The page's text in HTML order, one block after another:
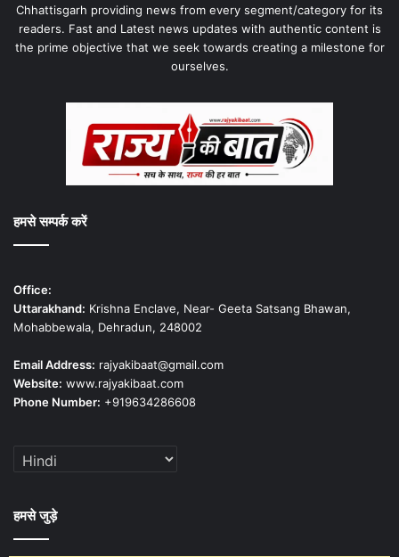
Chhattisgarh providing news from every segment/category for its
readers. Fast and Latest news updates with authentic content is
the prime objective that we seek towards creating a milestone for
ourselves.
हमसे सम्पर्क करें
Office:
Uttarakhand: Krishna Enclave, Near- Geeta Satsang Bhawan,
Mohabbewala, Dehradun, 248002
Email Address: rajyakibaat@gmail.com
Website: www.rajyakibaat.com
Phone Number: +919634286608
हमसे जुड़े